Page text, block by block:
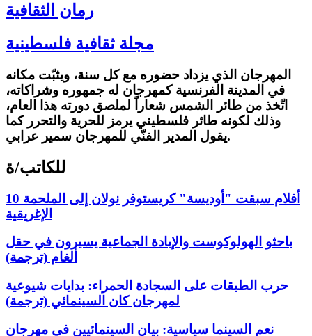
رمان الثقافية
مجلة ثقافية فلسطينية
المهرجان الذي يزداد حضوره مع كل سنة، ويثبّت مكانه
في المدينة الفرنسية كمهرجان له جمهوره وشراكاته،
اتّخذ من طائر الشمس شعاراً لملصق دورته هذا العام،
وذلك لكونه طائر فلسطيني يرمز للحرية والتحرر كما
يقول المدير الفنّي للمهرجان سمير عرابي.
للكاتب/ة
10 أفلام سبقت "أوديسة" كريستوفر نولان إلى الملحمة
الإغريقية
باحثو الهولوكوست والإبادة الجماعية يسيرون في حقل
ألغام (ترجمة)
حرب الطبقات على السجادة الحمراء: بدايات شيوعية
لمهرجان كان السينمائي (ترجمة)
نعم السينما سياسية: بيان السينمائيين في مهرجان